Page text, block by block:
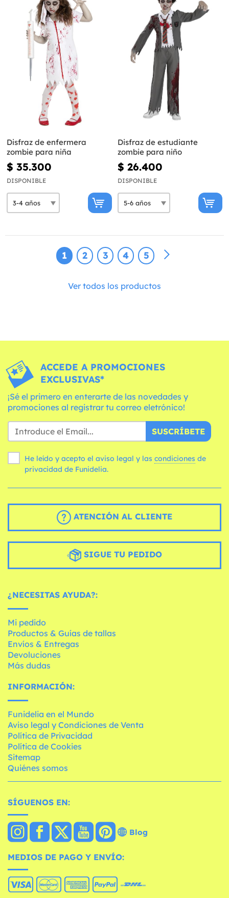
Disfraz de enfermera
zombie para niña
$ 35.300
DISPONIBLE
Disfraz de estudiante
zombie para niño
$ 26.400
DISPONIBLE
1 2 3 4 5
Ver todos los productos
ACCEDE A PROMOCIONES
EXCLUSIVAS*
¡Sé el primero en enterarte de las novedades y
promociones al registrar tu correo eletrónico!
SUSCRÍBETE
He leído y acepto el aviso legal y las condiciones
privacidad de Funidelia.
ATENCIÓN AL CLIENTE
SIGUE TU PEDIDO
¿NECESITAS AYUDA?:
Mi pedido
Productos & Guías de tallas
Envíos & Entregas
Devoluciones
Más dudas
INFORMACIÓN:
Funidelia en el Mundo
Aviso legal y Condiciones de Venta
Política de Privacidad
Política de Cookies
Sitemap
Quiénes somos
SÍGUENOS EN:
Blog
MEDIOS DE PAGO Y ENVÍO: